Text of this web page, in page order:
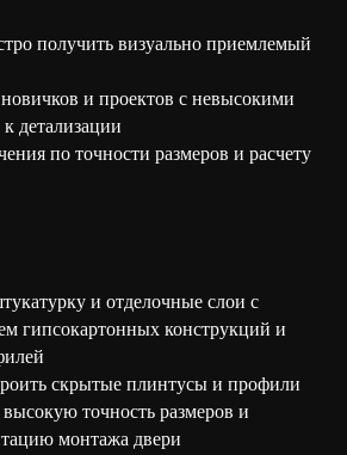
получить визуально приемлемый
и проектов с невысокими
детализации
по точности размеров и расчету
и отделочные слои с
гипсокартонных конструкций и
скрытые плинтусы и профили
точность размеров и
монтажа двери